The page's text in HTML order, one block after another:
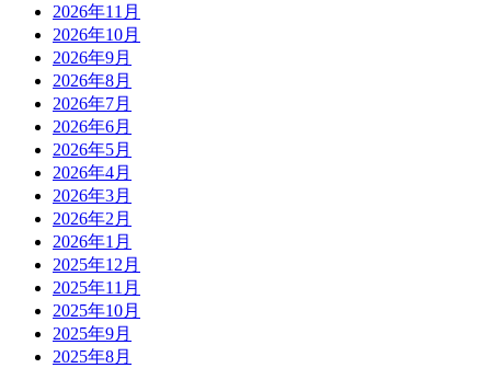
2026年11月
2026年10月
2026年9月
2026年8月
2026年7月
2026年6月
2026年5月
2026年4月
2026年3月
2026年2月
2026年1月
2025年12月
2025年11月
2025年10月
2025年9月
2025年8月